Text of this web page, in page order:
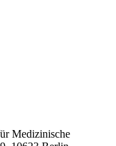
Medizinische